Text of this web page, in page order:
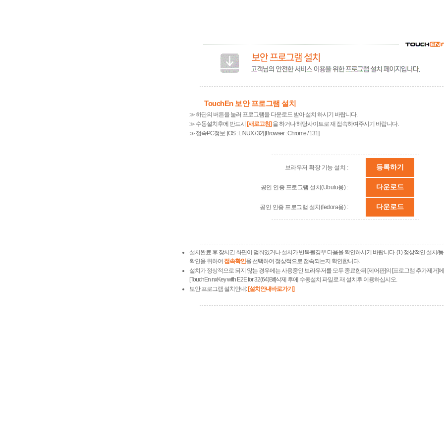
TouchEn 보안 프로그램 설치
≫ 하단의 버튼을 눌러 프로그램을 다운로드 받아 설치 하시기 바랍니다.
≫ 수동설치후에 반드시 [새로고침] 을 하거나 해당사이트로 재 접속하여주시기 바랍니다.
≫ 접속PC정보: [OS : LINUX / 32] [Browser : Chrome / 131]
브라우저 확장 기능 설치 : 등록하기
공인 인증 프로그램 설치(Ubutu용) : 다운로드
공인 인증 프로그램 설치(fedora용) : 다운로드
설치완료 후 장시간 화면이 멈춰있거나 설치가 반복될경우 다음을 확인하시기 바랍니다. (1) 정상적인 설치/
확인을 위하여 접속확인을 선택하여 정상적으로 접속되는지 확인합니다.
설치가 정상적으로 되지 않는 경우에는 사용중인 브라우저를 모두 종료한뒤 [제어판]의 [프로그램 추가제거]
[TouchEn nxKey with E2E for 32(64)Bit]삭제 후에 수동설치 파일로 재 설치후 이용하십시오.
보안 프로그램 설치안내: [설치안내바로가기]